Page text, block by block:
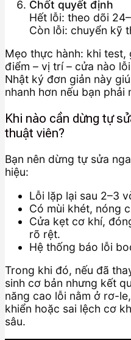
Chốt quyết định
Hết lỗi: theo dõi
Còn lỗi: chuyển kỹ
Mẹo thực hành: khi test,
điểm – vị trí – cửa nào
Nhật ký đơn giản này
nhanh hơn nếu bạn phải
Khi nào cần dừng tự
thuật viên?
Bạn nên dừng tự sửa
hiệu:
Lỗi lặp lại sau 2–3
Có mùi khét, nóng
Cửa kẹt cơ khí,
rõ rệt.
Hệ thống báo lỗi
Trong khi đó, nếu đã
sinh cơ bản nhưng kết
năng cao lỗi nằm ở rơ-
khiển hoặc sai lệch cơ
sâu.